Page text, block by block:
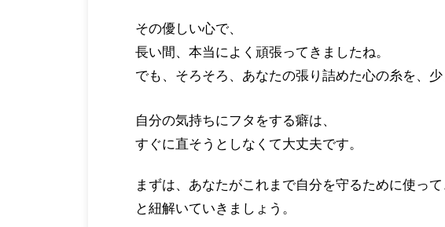
その優しい心で、
長い間、本当によく頑張ってきましたね。
でも、そろそろ、あなたの張り詰めた心の糸を、
自分の気持ちにフタをする癖は、
すぐに直そうとしなくて大丈夫です。
まずは、あなたがこれまで自分を守るために使っ
と紐解いていきましょう。